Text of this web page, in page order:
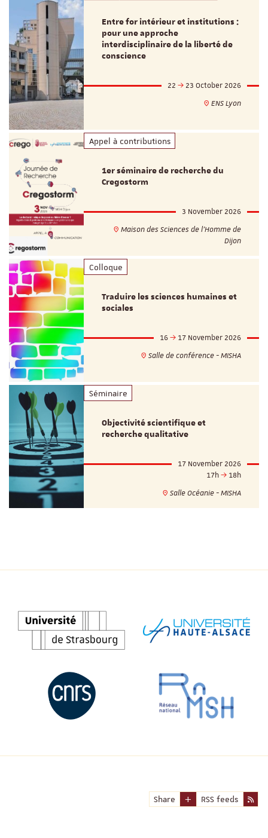
Entre for intérieur et institutions :
pour une approche
interdisciplinaire de la liberté de
conscience
22
23 October 2026
ENS Lyon
Appel à contributions
1er séminaire de recherche du
Cregostorm
3 November 2026
Maison des Sciences de l'Homme de
Dijon
Colloque
Traduire les sciences humaines et
sociales
16
17 November 2026
Salle de conférence - MISHA
Séminaire
Objectivité scientifique et
recherche qualitative
17 November 2026
17h
18h
Salle Océanie - MISHA
Share RSS feeds